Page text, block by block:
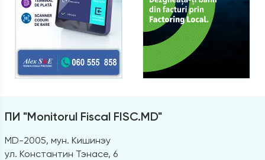
ПИ "Monitorul Fiscal FISC.MD"
MD-2005, мун. Кишинэу
ул. Константин Тэнасе, 6